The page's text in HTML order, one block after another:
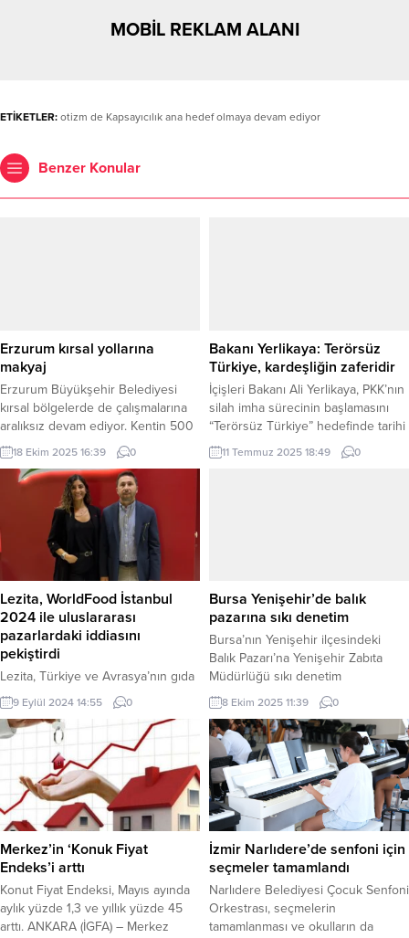
MOBİL REKLAM ALANI
ETİKETLER: otizm de Kapsayıcılık ana hedef olmaya devam ediyor
Benzer Konular
Erzurum kırsal yollarına
makyaj
Erzurum Büyükşehir Belediyesi
kırsal bölgelerde de çalışmalarına
aralıksız devam ediyor. Kentin 500
noktasında aynı anda çalışan
Büyükşehir’in ekipleri biryandan da
kırsal bölgelerdeki yol yapım
çalışmalarını sürdürüyor. ERZURUM
(İGFA) – Horasan ilçesine bağlı
Aşağı Aktaş, Yukarı Aktaş, Sekman
ve Yeşilöz grup yollarını da
tamamlayan Büyükşehir’in ekipleri
gece gündüz demeden ulaşım
ağını...
18 Ekim 2025 16:39 0
Bakanı Yerlikaya: Terörsüz
Türkiye, kardeşliğin zaferidir
İçişleri Bakanı Ali Yerlikaya, PKK’nın
silah imha sürecinin başlamasını
“Terörsüz Türkiye” hedefinde tarihi
bir adım olarak nitelendirerek,
Cumhurbaşkanı Erdoğan ve MHP
attığını duyurdu....
11 Temmuz 2025 18:49 0
Lezita, WorldFood İstanbul
2024 ile uluslararası
pazarlardaki iddiasını
pekiştirdi
Lezita, Türkiye ve Avrasya’nın gıda
sektöründeki en önemli iş birliği
platformu WorldFood İstanbul’da,
uluslararası gıda markası olma
vizyonu doğrultusunda geliştirdiği
yenilikçi ürünlerini tanıttı. Lezita
Genel Müdürü Mesut Ergül, fuarın
ihracat hedeflerine önemli katkılar
sağladığını belirterek “WorldFood
İstanbul’da uzun soluklu olacağına
inandığımız iş birliklerine başlama
fırsatı bulduk” dedi. İSTANBUL
(İGFA) –...
9 Eylül 2024 14:55 0
Bursa Yenişehir’de balık
pazarına sıkı denetim
Bursa’nın Yenişehir ilçesindeki
Balık Pazarı’na Yenişehir Zabıta
Müdürlüğü sıkı denetim
gerçekleştirdi. BURSA (İGFA) –
Yenişehir Belediyesi Zabıta
Müdürlüğü ekipleri, İlçe Tarım ve
Orman Müdürlüğü personeli ile
belediye veteriner hekimleri,
Yenişehir’de kurulan Balık
Pazarı’nda ortak denetim
gerçekleştirdi. Denetimlerde;
balıkların tazeliği, hijyen koşulları,
satışa sunulma şekli ve boyutları
kontrol edildi. Ayrıca tezgâhlarda...
8 Ekim 2025 11:39 0
Merkez’in ‘Konuk Fiyat
Endeks’i arttı
Konut Fiyat Endeksi, Mayıs ayında
aylık yüzde 1,3 ve yıllık yüzde 45
arttı. ANKARA (İGFA) – Merkez
İzmir Narlıdere’de senfoni için
seçmeler tamamlandı
Narlıdere Belediyesi Çocuk Senfoni
Orkestrası, seçmelerin
tamamlanması ve okulların da